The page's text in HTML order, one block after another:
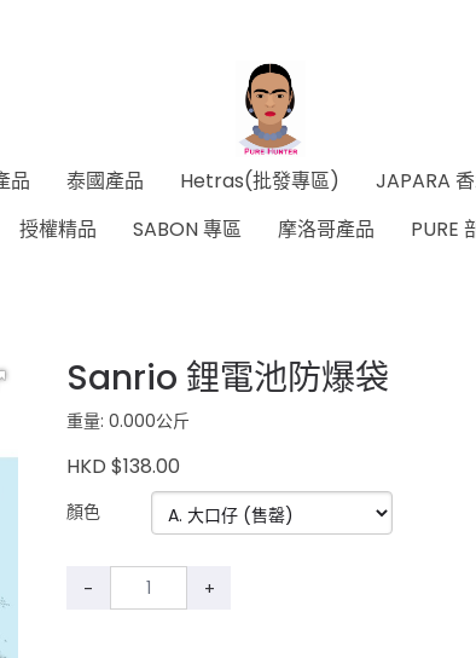
品 泰國產品 Hetras(批發專區) JAPARA
授權精品
SABON 專區 摩洛哥產品 PURE
Sanrio 鋰電池防爆袋
重量: 0.000公斤
HKD $138.00
顏色
- +